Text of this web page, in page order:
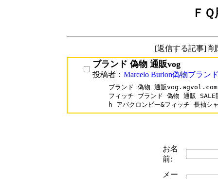
Ｆ
[返信する記事]
ブランド 偽物 通販vog
投稿者： Marcelo Burlon偽物ブラン
ブランド 偽物 通販
フィッチ ブランド 偽物 通販
h アバクロンビー&フィッチ 長袖シ
お名
前:
メー